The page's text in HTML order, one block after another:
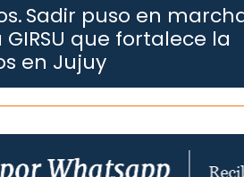
Sadir puso en
que fortalece la
en Jujuy